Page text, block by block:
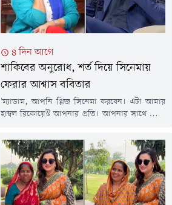
৪ দিন আগে
শাকিবের অনুরোধ, শর্ত দিয়ে সিনেমায়
ফেরার আশ্বাস ববিতার
'ম্যাডাম, আপনি প্লিজ সিনেমা করবেন। এটা আমার
হাম্বল রিকোয়েস্ট আপনার প্রতি। আপনার সাথে আমি
অভিনেত্রী ফরিদা আক্তার ববিতাকে আবারো অভিনয়ে
ফেরার জন্য অনুরোধ করলেন ঢালিউড সুপারস্টার
শাকিব খান। দীর্ঘদিন ধরে বড় পর্দা থেকে দূরে
রয়েছেন ববিতা। মনের মতো গল্প ও চরিত্র না পাওয়ায়
অভিনয়ে...